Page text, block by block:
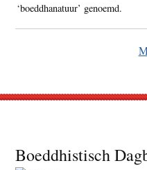
‘boeddhanatuur’ genoemd.
Footer
Boeddhistisch